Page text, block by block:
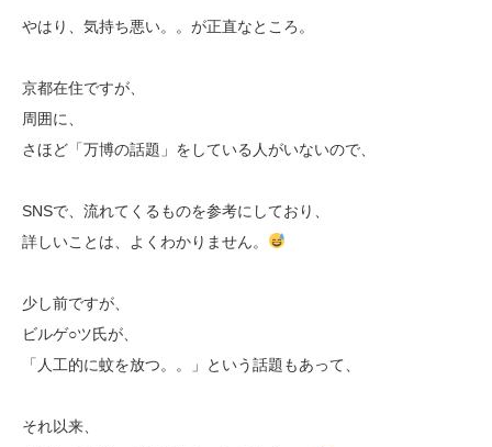
やはり、気持ち悪い。。が正直なところ。
京都在住ですが、
周囲に、
さほど「万博の話題」をしている人がいないので、
SNSで、流れてくるものを参考にしており、
詳しいことは、よくわかりません。
少し前ですが、
ビルゲ○ツ氏が、
「人工的に蚊を放つ。。」という話題もあって、
それ以来、